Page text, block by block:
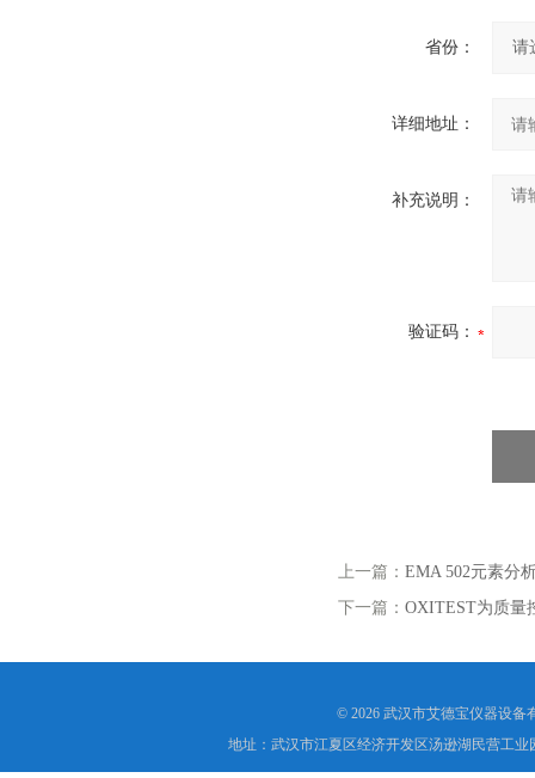
省份：
详细地址：
补充说明：
验证码：
上一篇： EMA 502元素分
下一篇： OXITEST为质量
© 2026 武汉市艾德宝仪器设备
地址：武汉市江夏区经济开发区汤逊湖民营工业